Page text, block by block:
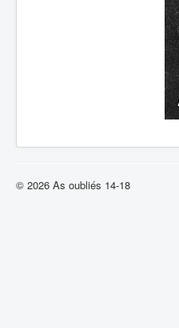
© 2026 As oubliés 14-18